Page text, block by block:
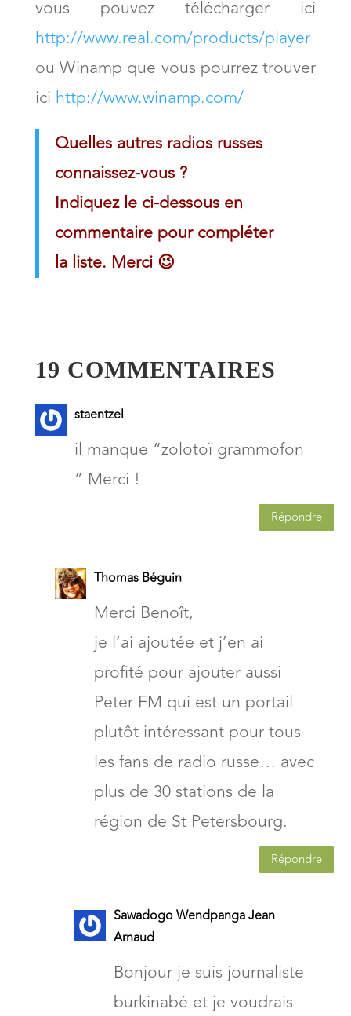
vous pouvez télécharger ici
http://www.real.com/products/player
ou Winamp que vous pourrez trouver
ici http://www.winamp.com/
Quelles autres radios russes
connaissez-vous ?
Indiquez le ci-dessous en
commentaire pour compléter
la liste. Merci 😉
19 COMMENTAIRES
staentzel
il manque “zolotoï grammofon
” Merci !
Répondre
Thomas Béguin
Merci Benoît,
je l’ai ajoutée et j’en ai
profité pour ajouter aussi
Peter FM qui est un portail
plutôt intéressant pour tous
les fans de radio russe… avec
plus de 30 stations de la
région de St Petersbourg.
Répondre
Sawadogo Wendpanga Jean
Arnaud
Bonjour je suis journaliste
burkinabé et je voudrais